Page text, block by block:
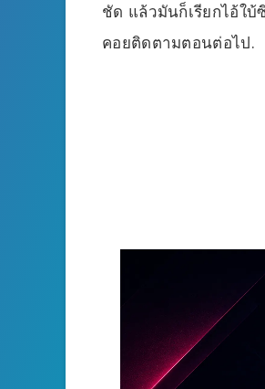
ชัด แล้วมันก็เรียกไอ้ใบ้
คอยติดตามตอนต่อไป.